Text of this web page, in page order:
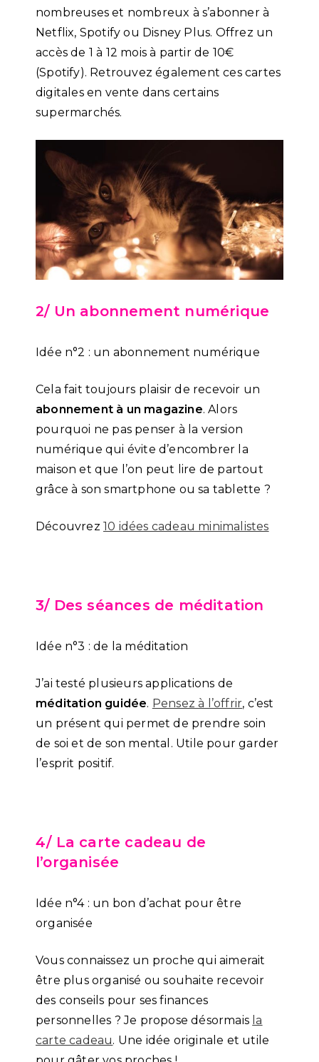
nombreuses et nombreux à s’abonner à
Netflix, Spotify ou Disney Plus. Offrez un
accès de 1 à 12 mois à partir de 10€
(Spotify). Retrouvez également ces cartes
digitales en vente dans certains
supermarchés.
2/ Un abonnement numérique
Idée n°2 : un abonnement numérique
Cela fait toujours plaisir de recevoir un
abonnement à un magazine. Alors
pourquoi ne pas penser à la version
numérique qui évite d’encombrer la
maison et que l’on peut lire de partout
grâce à son smartphone ou sa tablette ?
Découvrez 10 idées cadeau minimalistes
3/ Des séances de méditation
Idée n°3 : de la méditation
J’ai testé plusieurs applications de
méditation guidée. Pensez à l’offrir, c’est
un présent qui permet de prendre soin
de soi et de son mental. Utile pour garder
l’esprit positif.
4/ La carte cadeau de
l’organisée
Idée n°4 : un bon d’achat pour être
organisée
Vous connaissez un proche qui aimerait
être plus organisé ou souhaite recevoir
des conseils pour ses finances
personnelles ? Je propose désormais la
carte cadeau. Une idée originale et utile